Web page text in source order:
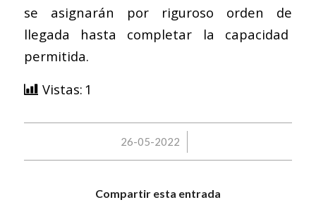
se asignarán por riguroso orden de
llegada hasta completar la capacidad
permitida.
Vistas: 1
26-05-2022
/
Compartir esta entrada